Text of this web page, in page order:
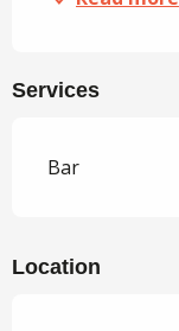
Services
Bar
Location